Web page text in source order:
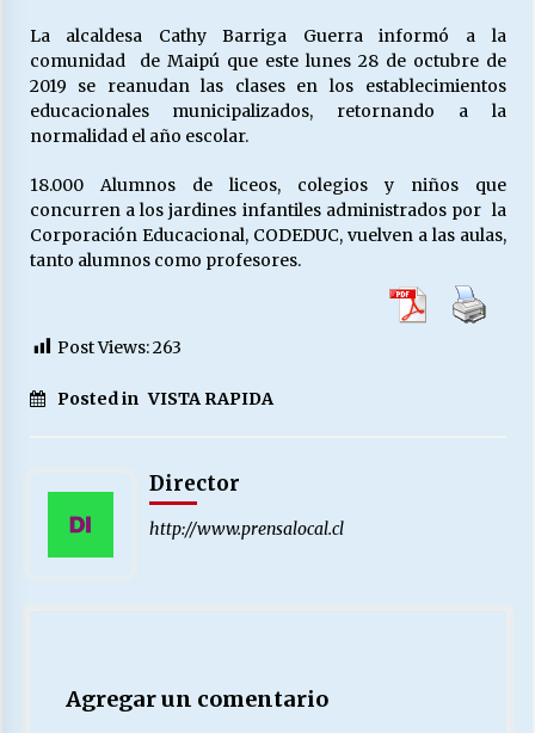
VOLVER A SER ALTERNATIVA
16/06/2026
28/05/2026
S.O.S. a los ricos, Save Our Souls (Salvar
Nuestras Almas)
¿Asesores con doble sueldo?
18/04/2026
La alcaldesa Cathy Barriga Guerra informó a la
comunidad de Maipú que este lunes 28 de octubre de
2019 se reanudan las clases en los establecimientos
educacionales municipalizados, retornando a la
normalidad el año escolar.
18.000 Alumnos de liceos, colegios y niños que
concurren a los jardines infantiles administrados por la
Corporación Educacional, CODEDUC, vuelven a las aulas,
tanto alumnos como profesores.
Post Views:263
Posted in VISTA RAPIDA
Director
http://www.prensalocal.cl
Agregar un comentario